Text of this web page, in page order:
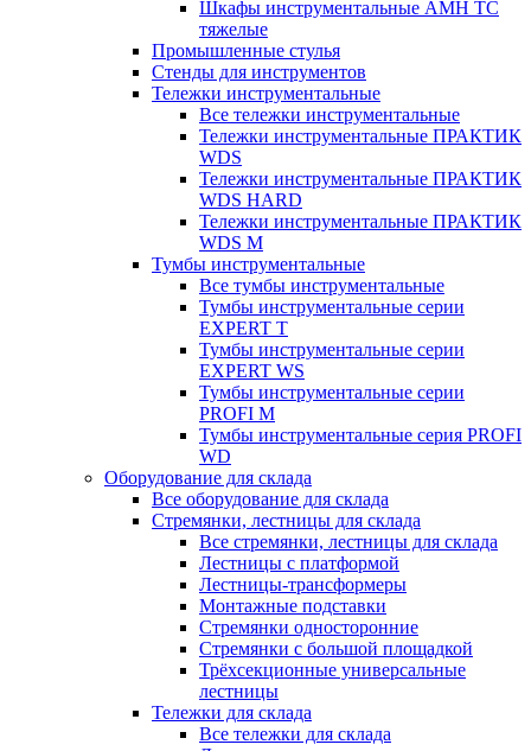
Шкафы инструментальные AMH TC
тяжелые
Промышленные стулья
Стенды для инструментов
Тележки инструментальные
Все тележки инструментальные
Тележки инструментальные ПРАКТИК
WDS
Тележки инструментальные ПРАКТИК
WDS HARD
Тележки инструментальные ПРАКТИК
WDS M
Тумбы инструментальные
Все тумбы инструментальные
Тумбы инструментальные серии
EXPERT T
Тумбы инструментальные серии
EXPERT WS
Тумбы инструментальные серии
PROFI M
Тумбы инструментальные серия PROFI
WD
Оборудование для склада
Все оборудование для склада
Стремянки, лестницы для склада
Все стремянки, лестницы для склада
Лестницы с платформой
Лестницы-трансформеры
Монтажные подставки
Стремянки односторонние
Стремянки с большой площадкой
Трёхсекционные универсальные
лестницы
Тележки для склада
Все тележки для склада